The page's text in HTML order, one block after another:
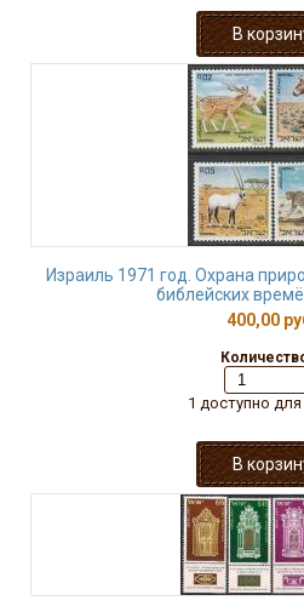
Израиль 1971 год. Охрана
библейских
400,00
1 доступно для